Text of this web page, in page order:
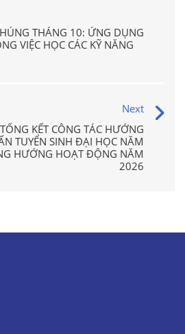
THÁNG 10: ỨNG DỤNG
VIỆC HỌC CÁC KỸ NĂNG
Next
KẾT CÔNG TÁC HƯỚNG
TUYỂN SINH ĐẠI HỌC NĂM
HƯỚNG HOẠT ĐỘNG NĂM
2026